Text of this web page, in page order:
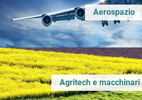
Aerospazio
Agritech e